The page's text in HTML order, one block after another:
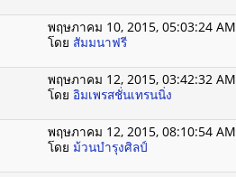
พฤษภาคม 10, 2015, 05:03:24 AM
โดย สัมมนาฟรี
พฤษภาคม 12, 2015, 03:42:32 AM
โดย อิมเพรสชั่นเทรนนิ่ง
พฤษภาคม 12, 2015, 08:10:54 AM
โดย ม้วนบำรุงศิลป์